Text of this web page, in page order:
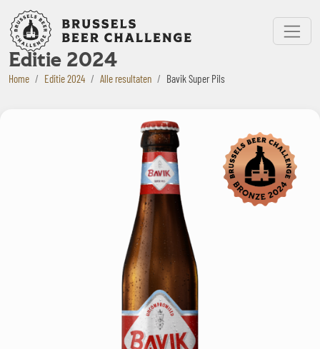
Bruxelles Beer Challenge
Menu
Editie 2024
Home Editie 2024 Alle resultaten Bavik Super Pils